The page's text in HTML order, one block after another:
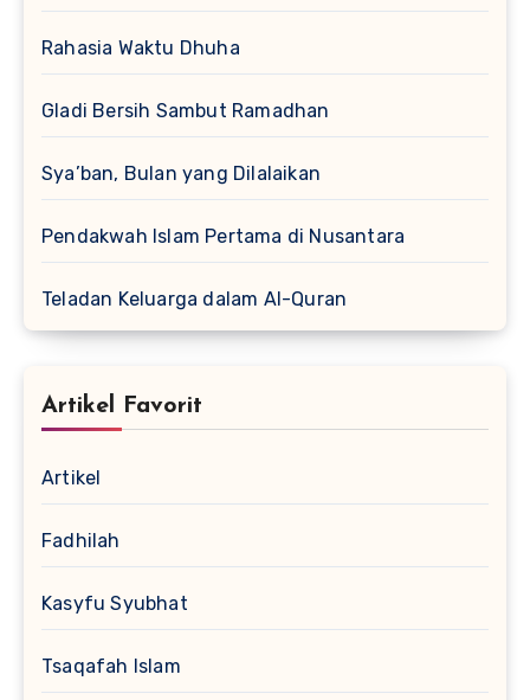
Rahasia Waktu Dhuha
Gladi Bersih Sambut Ramadhan
Sya’ban, Bulan yang Dilalaikan
Pendakwah Islam Pertama di Nusantara
Teladan Keluarga dalam Al-Quran
Artikel Favorit
Artikel
Fadhilah
Kasyfu Syubhat
Tsaqafah Islam